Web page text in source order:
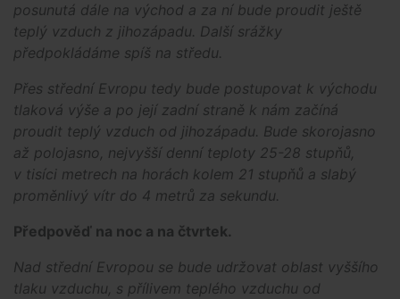
posunutá dále na východ a za ní bude proudit ještě
teplý vzduch z jihozápadu. Další srážky
předpokládáme spíš na středu.
Přes střední Evropu tedy bude postupovat k východu
tlaková výše a po její zadní straně k nám začíná
proudit teplý vzduch od jihozápadu. Bude skorojasno
až polojasno, nejvyšší denní teploty 25-28 stupňů,
v tisíci metrech na horách kolem 21 stupňů a slabý
proměnlivý vítr do 4 metrů za sekundu.
Předpověď na noc a na čtvrtek.
Nad střední Evropou se bude udržovat oblast vyššího
tlaku vzduchu, s přílivem teplého vzduchu od